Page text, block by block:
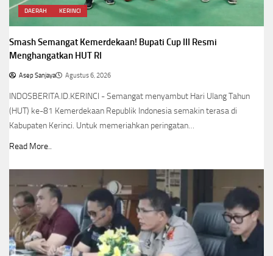
DAERAH KERINCI
Smash Semangat Kemerdekaan! Bupati Cup III Resmi
Menghangatkan HUT RI
Asep Sanjaya Agustus 6, 2026
INDOSBERITA.ID.KERINCI - Semangat menyambut Hari Ulang Tahun
(HUT) ke-81 Kemerdekaan Republik Indonesia semakin terasa di
Kabupaten Kerinci. Untuk memeriahkan peringatan…
Read More..